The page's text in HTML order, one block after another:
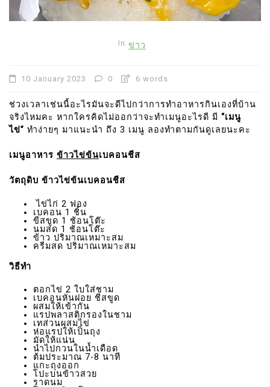
In ข่าว
10 January 2023 0 6 words
ช่วงเวลาเช่นนี้อะไรมันจะดีไปกว่าการทำอาหารกินเองที่บ้าน
จริงไหมคะ หากใครคิดไม่ออกว่าจะทำเมนูอะไรดี มี “เมนู
ไข่” ทำง่ายๆ มาแนะนำ ถึง 3 เมนู ลองทำตามกันดูเลยนะคะ
เมนูอาหาร ข้าวไข่ข้นเบคอนชีส
วัตถุดิบ ข้าวไข่ข้นเบคอนชีส
ไข่ไก่ 2 ฟอง
เบคอน 1 ชิ้น
ขีสขูด 1 ช้อนโต๊ะ
นมสด 1 ช้อนโต๊ะ
ข้าว ปริมาณเหมาะสม
ครีมสด ปริมาณเหมาะสม
วิธีทำ
ตอกไข่ 2 ใบใส่ชาม
เบคอนหั่นฝอย ชีสขูด
ผสมให้เข้ากัน
แรปพลาสติกรองในชาม
เทส่วนผสมไข่
ห่อแรปให้เป็นถุง
มัดให้แน่น
นำไปกวนในน้ำเดือด
ต้มประมาณ 7-8 นาที
แกะถุงออก
โปะบนข้าวสวย
ราดนม